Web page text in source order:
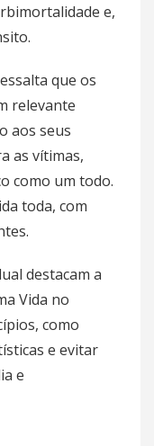
e,
que os
relevante
aos seus
as vítimas,
como um todo.
toda, com
destacam a
Vida no
como
e evitar
e